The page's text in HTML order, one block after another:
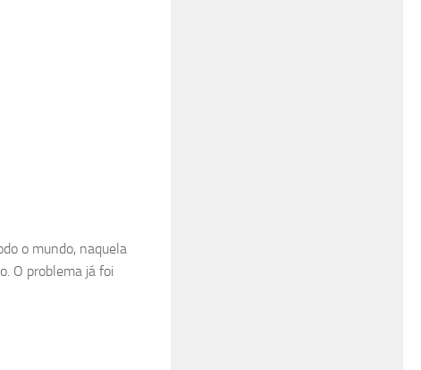
o mundo, naquela
O problema já foi